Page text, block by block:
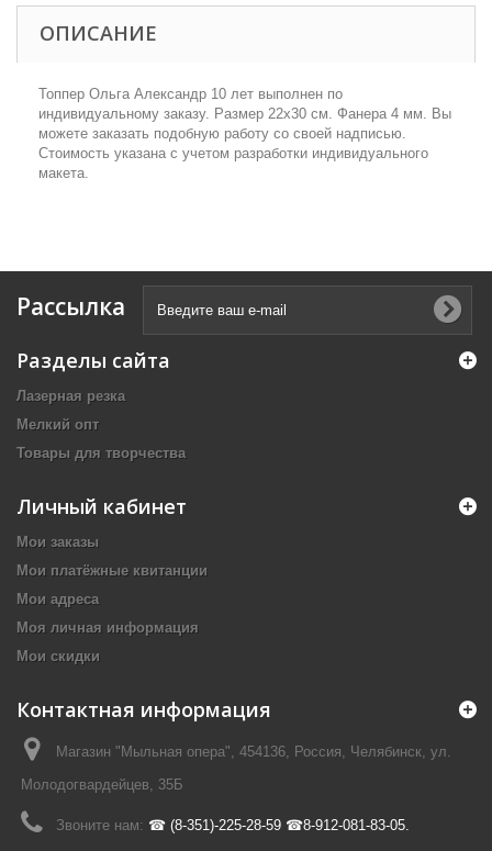
ОПИСАНИЕ
Топпер Ольга Александр 10 лет выполнен по
индивидуальному заказу. Размер 22х30 см. Фанера 4 мм. Вы
можете заказать подобную работу со своей надписью.
Стоимость указана с учетом разработки индивидуального
макета.
Рассылка
Разделы сайта
Лазерная резка
Мелкий опт
Товары для творчества
Личный кабинет
Мои заказы
Мои платёжные квитанции
Мои адреса
Моя личная информация
Мои скидки
Контактная информация
Магазин "Мыльная опера", 454136, Россия, Челябинск, ул.
Молодогвардейцев, 35Б
Звоните нам: ☎ (8-351)-225-28-59 ☎8-912-081-83-05.